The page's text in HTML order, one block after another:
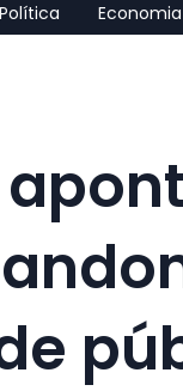
Política Economia